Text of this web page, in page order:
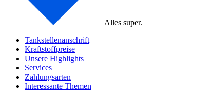
Alles super.
Tankstellenanschrift
Kraftstoffpreise
Unsere Highlights
Services
Zahlungsarten
Interessante Themen